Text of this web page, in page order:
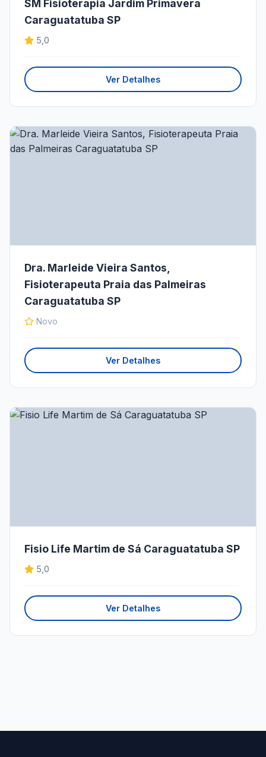
SM Fisioterapia Jardim Primavera
Caraguatatuba SP
5,0
Ver Detalhes
Dra. Marleide Vieira Santos,
Fisioterapeuta Praia das Palmeiras
Caraguatatuba SP
Novo
Ver Detalhes
Fisio Life Martim de Sá Caraguatatuba SP
5,0
Ver Detalhes